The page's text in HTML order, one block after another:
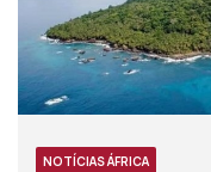
NOTÍCIAS ÁFRICA